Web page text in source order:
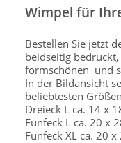
Wimpel für
Bestellen Sie jetzt
beidseitig
formschönen und
In der Bildansicht
beliebtesten
Dreieck L ca. 14 x
Fünfeck L ca. 20 x
Fünfeck XL ca. 20 x